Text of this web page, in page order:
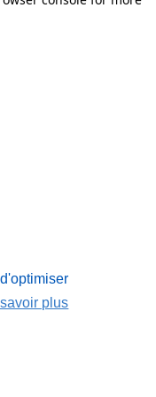
plus